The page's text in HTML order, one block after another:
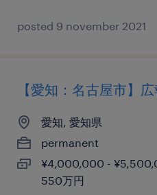
posted 9 november 2021
【愛知：名古屋市】
愛知, 愛知県
permanent
¥4,000,000 -
550万円